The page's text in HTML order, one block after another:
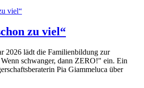
zu viel“
2026 lädt die Familienbildung zur
schwanger, dann ZERO!" ein. Ein
Pia Giammeluca über